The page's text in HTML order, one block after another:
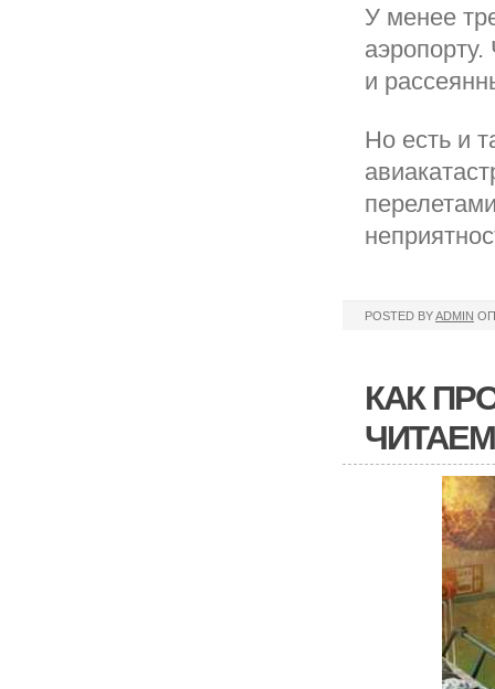
У менее
и
Но есть и
POSTED BYADMIN
КАК